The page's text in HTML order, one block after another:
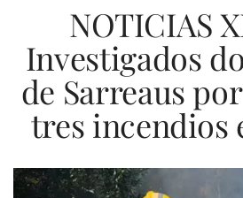
NOTICIAS
Investigados
de Sarreaus
tres incendios